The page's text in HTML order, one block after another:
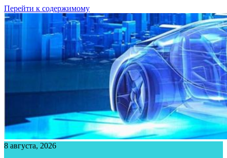
Перейти к содержимому
8 августа, 2026